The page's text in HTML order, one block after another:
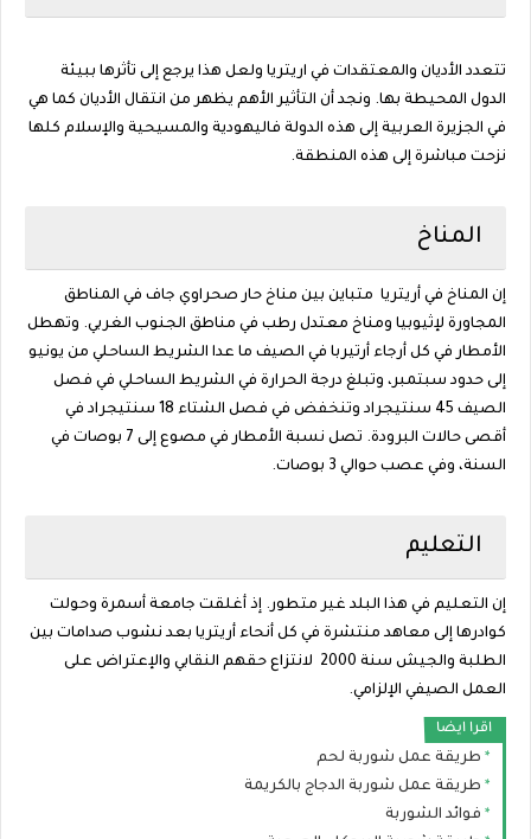
تتعدد الأديان والمعتقدات في اريتريا ولعل هذا يرجع إلى تأثرها ببيئة
الدول المحيطة بها. ونجد أن التأثير الأهم يظهر من انتقال الأديان كما هي
في الجزيرة العربية إلى هذه الدولة فاليهودية والمسيحية والإسلام كلها
نزحت مباشرة إلى هذه المنطقة.
المناخ
إن المناخ في أريتريا متباين بين مناخ حار صحراوي جاف في المناطق
المجاورة لإثيوبيا ومناخ معتدل رطب في مناطق الجنوب الغربي. وتهطل
الأمطار في كل أرجاء أرتيربا في الصيف ما عدا الشريط الساحلي من يونيو
إلى حدود سبتمبر، وتبلغ درجة الحرارة في الشريط الساحلي في فصل
الصيف 45 سنتيجراد وتنخفض في فصل الشتاء 18 سنتيجراد في
أقصى حالات البرودة. تصل نسبة الأمطار في مصوع إلى 7 بوصات في
السنة، وفي عصب حوالي 3 بوصات.
التعليم
إن التعليم في هذا البلد غير متطور. إذ أغلقت جامعة أسمرة وحولت
كوادرها إلى معاهد منتشرة في كل أنحاء أريتريا بعد نشوب صدامات بين
الطلبة والجيش سنة 2000 لانتزاع حقهم النقابي والإعتراض على
العمل الصيفي الإلزامي.
اقرا ايضا
طريقة عمل شوربة لحم
طريقة عمل شوربة الدجاج بالكريمة
فوائد الشوربة